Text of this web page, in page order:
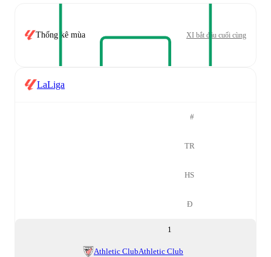
Thống kê mùa XI bắt đầu cuối cùng
LaLiga
#
TR
HS
Đ
1
Athletic ClubAthletic Club